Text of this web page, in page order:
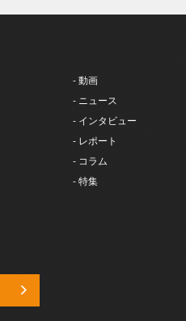
- 動画
- ニュース
- インタビュー
- レポート
- コラム
- 特集